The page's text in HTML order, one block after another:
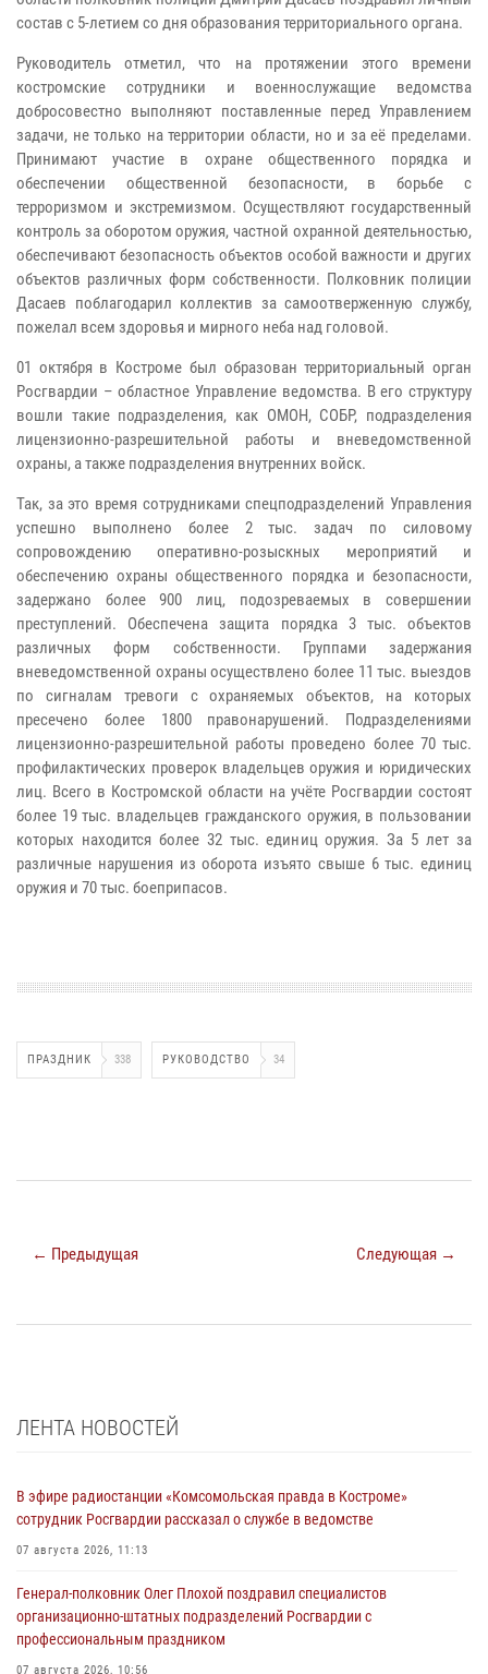
состав с 5-летием со дня образования территориального органа.
Руководитель отметил, что на протяжении этого времени
костромские сотрудники и военнослужащие ведомства
добросовестно выполняют поставленные перед Управлением
задачи, не только на территории области, но и за её пределами.
Принимают участие в охране общественного порядка и
обеспечении общественной безопасности, в борьбе с
терроризмом и экстремизмом. Осуществляют государственный
контроль за оборотом оружия, частной охранной деятельностью,
обеспечивают безопасность объектов особой важности и других
объектов различных форм собственности. Полковник полиции
Дасаев поблагодарил коллектив за самоотверженную службу,
пожелал всем здоровья и мирного неба над головой.
01 октября в Костроме был образован территориальный орган
Росгвардии – областное Управление ведомства. В его структуру
вошли такие подразделения, как ОМОН, СОБР, подразделения
лицензионно-разрешительной работы и вневедомственной
охраны, а также подразделения внутренних войск.
Так, за это время сотрудниками спецподразделений Управления
успешно выполнено более 2 тыс. задач по силовому
сопровождению оперативно-розыскных мероприятий и
обеспечению охраны общественного порядка и безопасности,
задержано более 900 лиц, подозреваемых в совершении
преступлений. Обеспечена защита порядка 3 тыс. объектов
различных форм собственности. Группами задержания
вневедомственной охраны осуществлено более 11 тыс. выездов
по сигналам тревоги с охраняемых объектов, на которых
пресечено более 1800 правонарушений. Подразделениями
лицензионно-разрешительной работы проведено более 70 тыс.
профилактических проверок владельцев оружия и юридических
лиц. Всего в Костромской области на учёте Росгвардии состоят
более 19 тыс. владельцев гражданского оружия, в пользовании
которых находится более 32 тыс. единиц оружия. За 5 лет за
различные нарушения из оборота изъято свыше 6 тыс. единиц
оружия и 70 тыс. боеприпасов.
ПРАЗДНИК 338 РУКОВОДСТВО 34
← Предыдущая Следующая →
ЛЕНТА НОВОСТЕЙ
В эфире радиостанции «Комсомольская правда в Костроме»
сотрудник Росгвардии рассказал о службе в ведомстве
07 августа 2026, 11:13
Генерал-полковник Олег Плохой поздравил специалистов
организационно-штатных подразделений Росгвардии с
профессиональным праздником
07 августа 2026, 10:56